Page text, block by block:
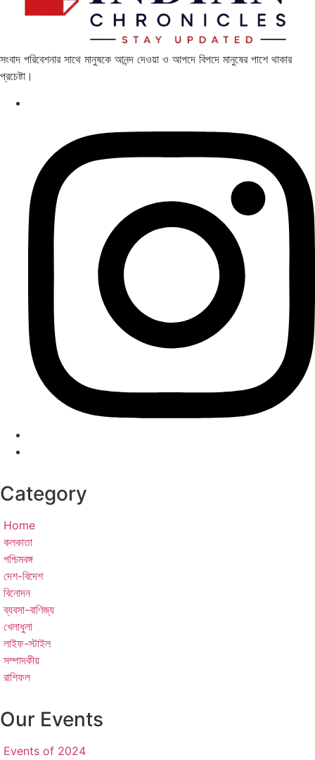
সংবাদ পরিবেশনার সাথে মানুষকে আনন্দ দেওয়া ও আপদে বিপদে মানুষের পাশে থাকার
প্রচেষ্টা।
Category
Home
কলকাতা
পশ্চিমবঙ্গ
দেশ-বিদেশ
বিনোদন
ব্যবসা-বাণিজ্য
খেলাধুলা
লাইফ-স্টাইল
সম্পাদকীয়
রাশিফল
Our Events
Events of 2024